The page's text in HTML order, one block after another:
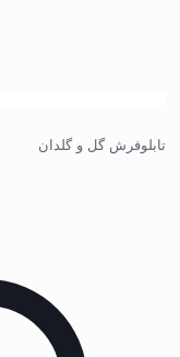
تابلوفرش گل و گلدان